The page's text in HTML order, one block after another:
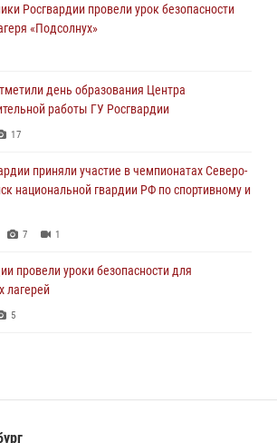
Росгвардии обеспечили
матча "Зенит" - "Балтика"
Росгвардии обнаружил
автотранспорт
2
обнаружили объявленный в розыск
при совершении кражи в
Росгвардии провели урок безопасности
«Подсолнух»
день образования Центра
работы ГУ Росгвардии
17
приняли участие в чемпионатах Северо-
национальной гвардии РФ по спортивному и
7 1
провели уроки безопасности для
лагерей
5
росгвардейцы задержали хулигана,